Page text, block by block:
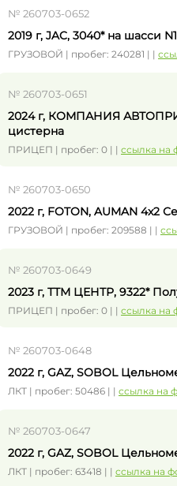
№ 260703-0652
2019 г, JAC, 3040* на шасси
ГРУЗОВОЙ | пробег: 240281 | |
№ 260703-0651
2024 г, КОМПАНИЯ
цистерна
ПРИЦЕП | пробег: 0 | | ссылка на
№ 260703-0650
2022 г, FOTON, AUMAN 4x2
ГРУЗОВОЙ | пробег: 209588 | |
№ 260703-0649
2023 г, ТТМ ЦЕНТР, 9322*
ПРИЦЕП | пробег: 0 | | ссылка на
№ 260703-0648
2022 г, GAZ, SOBOL
ЛКТ | пробег: 50486 | | ссылка на
№ 260703-0647
2022 г, GAZ, SOBOL
ЛКТ | пробег: 63418 | | ссылка на